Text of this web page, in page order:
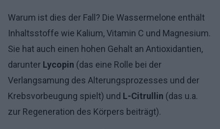
Warum ist dies der Fall? Die Wassermelone enthält
Inhaltsstoffe wie Kalium, Vitamin C und Magnesium.
Sie hat auch einen hohen Gehalt an Antioxidantien,
darunter Lycopin (das eine Rolle bei der
Verlangsamung des Alterungsprozesses und der
Krebsvorbeugung spielt) und L-Citrullin (das u.a.
zur Regeneration des Körpers beiträgt).